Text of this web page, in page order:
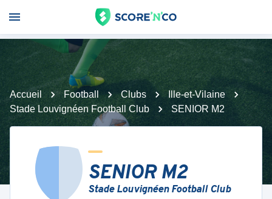
Accueil Football Clubs
Ille-et-Vilaine
Stade Louvignéen Football Club
SENIOR M2
SENIOR M2
Stade Louvignéen Football Club